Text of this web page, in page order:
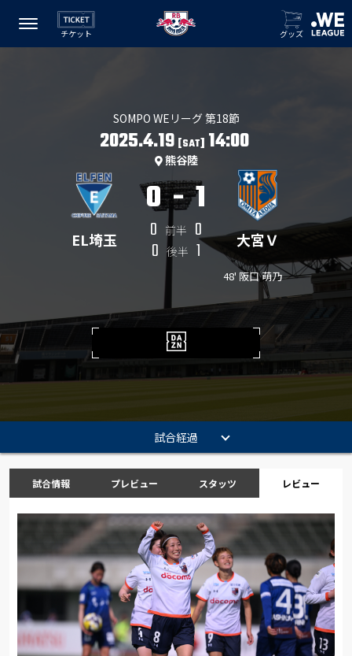
チケット グッズ
SOMPO WEリーグ 第18節
2025.4.19 [SAT]14:00
熊谷陸
EL埼玉
0 - 1
0 前半 0
0 後半 1 大宮Ｖ
48' 阪口 萌乃
試合経過
試合情報 プレビュー スタッツ レビュー